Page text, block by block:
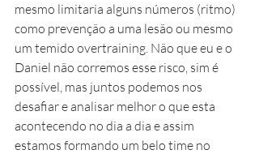
mesmo limitaria alguns números (ritmo)
como prevenção a uma lesão ou mesmo
um temido overtraining. Não que eu e o
Daniel não corremos esse risco, sim é
possível, mas juntos podemos nos
desafiar e analisar melhor o que esta
acontecendo no dia a dia e assim
estamos formando um belo time no